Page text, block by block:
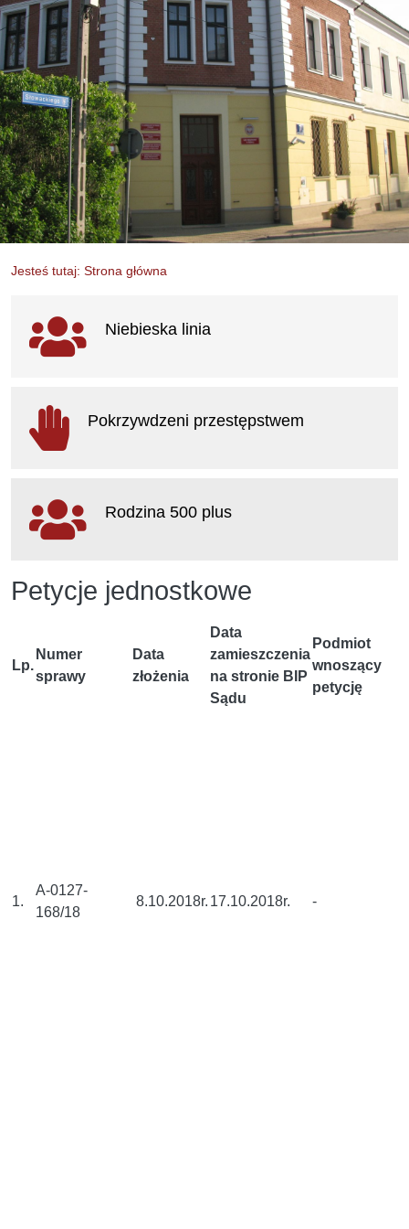
Jesteś tutaj: Strona główna
Petycje jednostkowe
Lp.
Numer
sprawy
Data
złożenia
Data
zamieszczenia
na stronie BIP
Sądu
Podmiot
wnoszący
petycję
1.
A-0127-
168/18
8.10.2018r. 17.10.2018r. -
Ważne linki
Niebieska linia
Pokrzywdzeni przestępstwem
Rodzina 500 plus